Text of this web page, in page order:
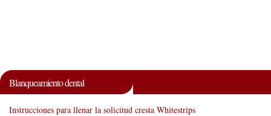
Blanqueamiento dental
Instrucciones para llenar la solicitud cresta Whitestrips